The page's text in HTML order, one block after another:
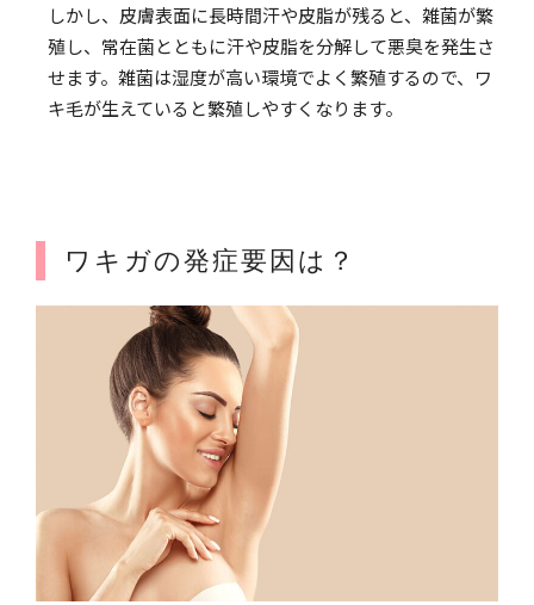
しかし、皮膚表面に長時間汗や皮脂が残ると、雑菌が繁
殖し、常在菌とともに汗や皮脂を分解して悪臭を発生さ
せます。雑菌は湿度が高い環境でよく繁殖するので、ワ
キ毛が生えていると繁殖しやすくなります。
ワキガの発症要因は？